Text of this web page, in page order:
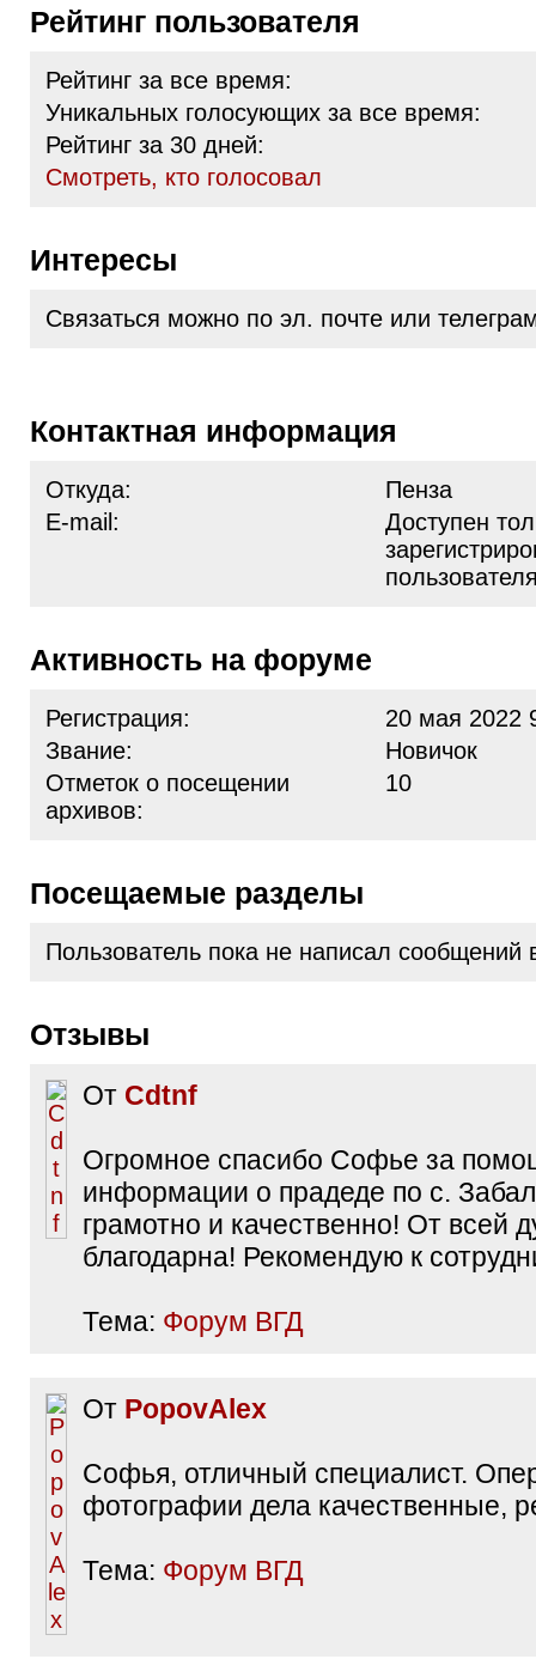
Рейтинг пользователя
Рейтинг за все время:
Уникальных голосующих за все время:
Рейтинг за 30 дней:
Cмотреть, кто голосовал
Интересы
Связаться можно по эл. почте или
Контактная информация
Откуда:
Пенза
E-mail:
Доступен
Активность на форуме
Регистрация:
20 мая 2022
Звание:
Новичок
Отметок о посещении
архивов:
10
Посещаемые разделы
Пользователь пока не написал сообщений
Отзывы
От Cdtnf
Огромное спасибо Софье за
информации о прадеде по с.
грамотно и качественно! От всей
благодарна! Рекомендую к
Тема: Форум ВГД
От PopovAlex
Софья, отличный специалист.
фотографии дела качественные,
Тема: Форум ВГД